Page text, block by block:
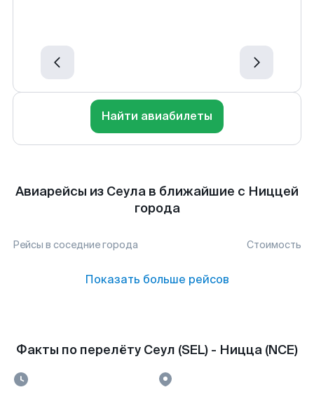
Найти авиабилеты
Авиарейсы из Сеула в ближайшие с Ниццей
города
Рейсы в соседние города Стоимость
Показать больше рейсов
Факты по перелёту Сеул (SEL) - Ницца (NCE)